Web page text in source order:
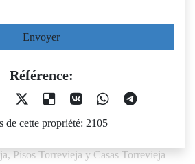
Envoyer
Référence:
de cette propriété: 2105
Pisos Torrevieja y Casas Torrevieja